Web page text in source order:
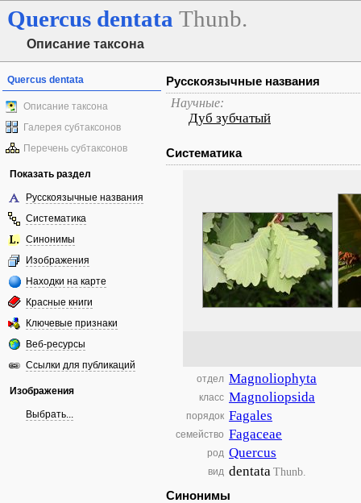
Quercus dentata Thunb.
Описание таксона
Quercus dentata
Описание таксона
Галерея субтаксонов
Перечень субтаксонов
Показать раздел
Русскоязычные названия
Систематика
Синонимы
Изображения
Находки на карте
Красные книги
Ключевые признаки
Веб-ресурсы
Ссылки для публикаций
Изображения
Выбрать...
Русскоязычные названия
Научные:
Дуб зубчатый
Систематика
отдел Magnoliophyta
класс Magnoliopsida
порядок Fagales
семейство Fagaceae
род Quercus
вид dentataThunb.
Синонимы